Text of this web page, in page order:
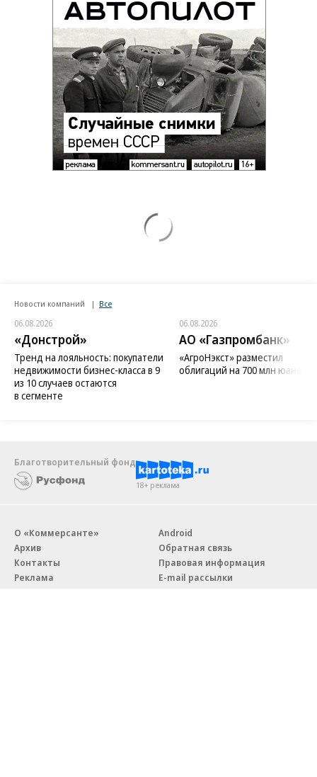
Новости компаний Все
06.08.2026
«Донстрой»
Тренд на лояльность: покупатели
недвижимости бизнес-класса в 9
из 10 случаев остаются
в сегменте
06.08.2026
АО «Газпромбанк»
«АгроНэкст» разместил
облигаций на 700 млн юаней
Благотворительный фонд
18+ реклама
О «Коммерсанте»
Архив
Контакты
Реклама
Android
Обратная связь
Правовая информация
E-mail рассылки